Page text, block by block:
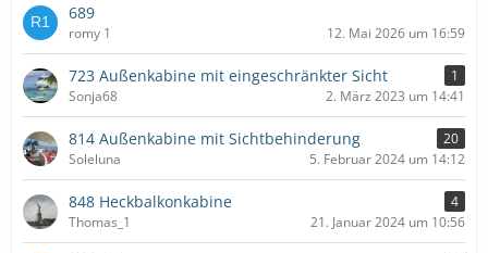
689
romy 1 12. Mai 2026 um 16:59
723 Außenkabine mit eingeschränkter Sicht
1
Sonja68
2. März 2023 um 14:41
814 Außenkabine mit Sichtbehinderung
20
Soleluna
5. Februar 2024 um 14:12
848 Heckbalkonkabine
4
Thomas_1
21. Januar 2024 um 10:56